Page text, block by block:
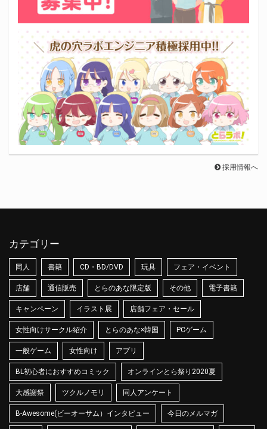
採用情報へ
カテゴリー
同人 書籍 CD・BD/DVD 玩具 フェア・イベント
店舗 通信販売 とらのあな限定版 その他 電子書籍
キャンペーン イラスト展 店舗フェア・セール
女性向けサークル紹介 とらのあな×韓国 PCゲーム
一般ゲーム 女性向け アプリ
BL初心者におすすめコミック オンラインとら祭り2020夏
大感謝祭 ツクルノモリ 同人アンケート
B-Awesome(ビーオーサム）インタビュー 今日のメルマガ